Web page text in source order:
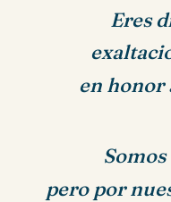
Eres
en honor
pero por